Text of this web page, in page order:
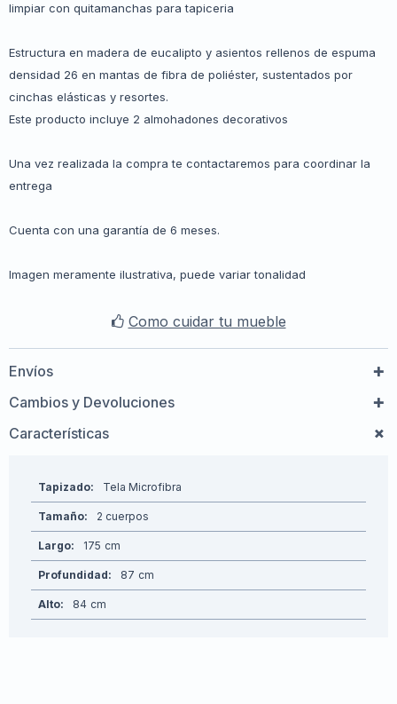
limpiar con quitamanchas para tapiceria
Estructura en madera de eucalipto y asientos rellenos de espuma
densidad 26 en mantas de fibra de poliéster, sustentados por
cinchas elásticas y resortes.
Este producto incluye 2 almohadones decorativos
Una vez realizada la compra te contactaremos para coordinar la
entrega
Cuenta con una garantía de 6 meses.
Imagen meramente ilustrativa, puede variar tonalidad
Como cuidar tu mueble
Envíos
Cambios y Devoluciones
Características
Tapizado Tela Microfibra
Tamaño 2 cuerpos
Largo 175
Profundidad 87
Alto 84